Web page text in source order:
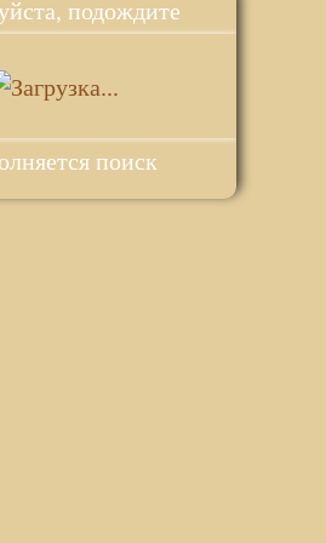
подождите
поиск